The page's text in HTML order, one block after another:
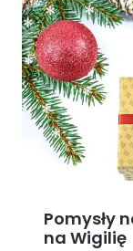
Pomysły
na Wigilię